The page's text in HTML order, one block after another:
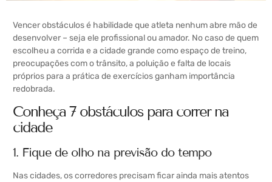
Vencer obstáculos é habilidade que atleta nenhum abre mão de
desenvolver – seja ele profissional ou amador. No caso de quem
escolheu a corrida e a cidade grande como espaço de treino,
preocupações com o trânsito, a poluição e falta de locais
próprios para a prática de exercícios ganham importância
redobrada.
Conheça 7 obstáculos para correr na
cidade
1. Fique de olho na previsão do tempo
Nas cidades, os corredores precisam ficar ainda mais atentos